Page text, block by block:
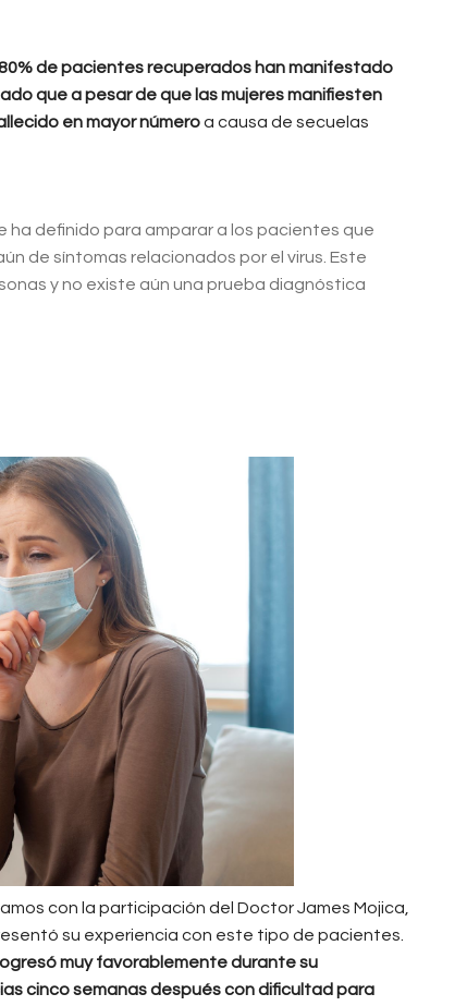
de pacientes recuperados han manifestado
que a pesar de que las mujeres manifiesten
en mayor númeroa causa de secuelas
ha definido para amparar a los pacientes que
de síntomas relacionados por el virus. Este
y no existe aún una prueba diagnóstica
con la participación del Doctor James Mojica,
su experiencia con este tipo de pacientes.
muy favorablemente durante su
cinco semanas después con dificultad para